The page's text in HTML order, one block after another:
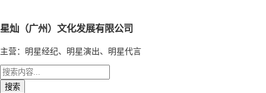
星灿（广州）文化发展有限公司
主营：明星经纪、明星演出、明星代言